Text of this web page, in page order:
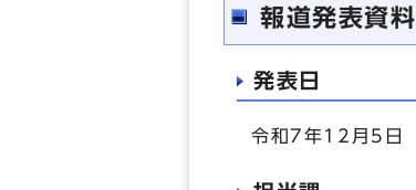
報道発表資料
発表日
令和7年12月5日